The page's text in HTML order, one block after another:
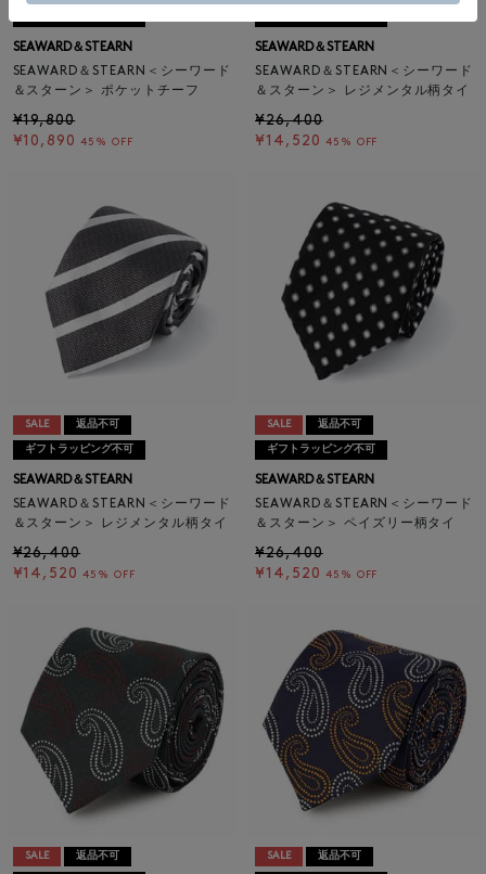
SEAWARD＆STEARN
SEAWARD＆STEARN＜シーワード
＆スターン＞ ポケットチーフ
¥19,800
¥10,890 45% OFF
SEAWARD＆STEARN
SEAWARD＆STEARN＜シーワード
＆スターン＞ レジメンタル柄タイ
¥26,400
¥14,520 45% OFF
SALE 返品不可
ギフトラッピング不可
SEAWARD＆STEARN
SEAWARD＆STEARN＜シーワード
＆スターン＞ レジメンタル柄タイ
¥26,400
¥14,520 45% OFF
SALE 返品不可
ギフトラッピング不可
SEAWARD＆STEARN
SEAWARD＆STEARN＜シーワード
＆スターン＞ ペイズリー柄タイ
¥26,400
¥14,520 45% OFF
SALE 返品不可 SALE 返品不可